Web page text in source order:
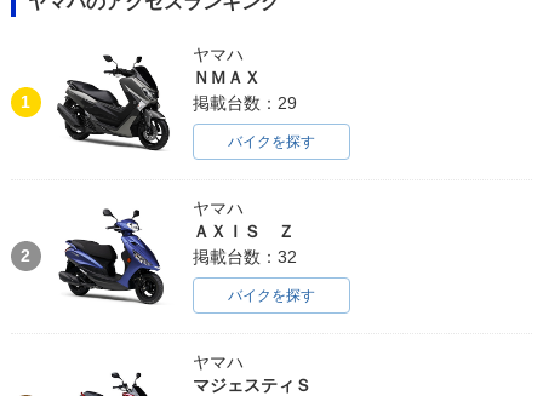
1
ヤマハ
ＮＭＡＸ
掲載台数：29
バイクを探す
2
ヤマハ
ＡＸＩＳ Ｚ
掲載台数：32
バイクを探す
ヤマハ
マジェスティＳ